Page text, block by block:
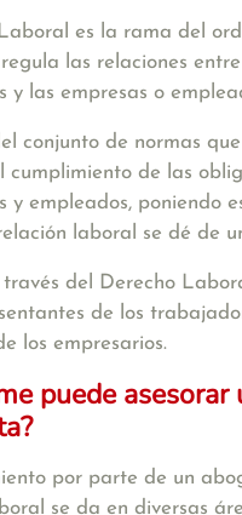
es la rama del
las relaciones entre
y las empresas o
conjunto de normas
cumplimiento de las
y empleados, poniendo
laboral se dé de
través del Derecho
de los
los empresarios.
puede asesorar
por parte de un
se da en diversas